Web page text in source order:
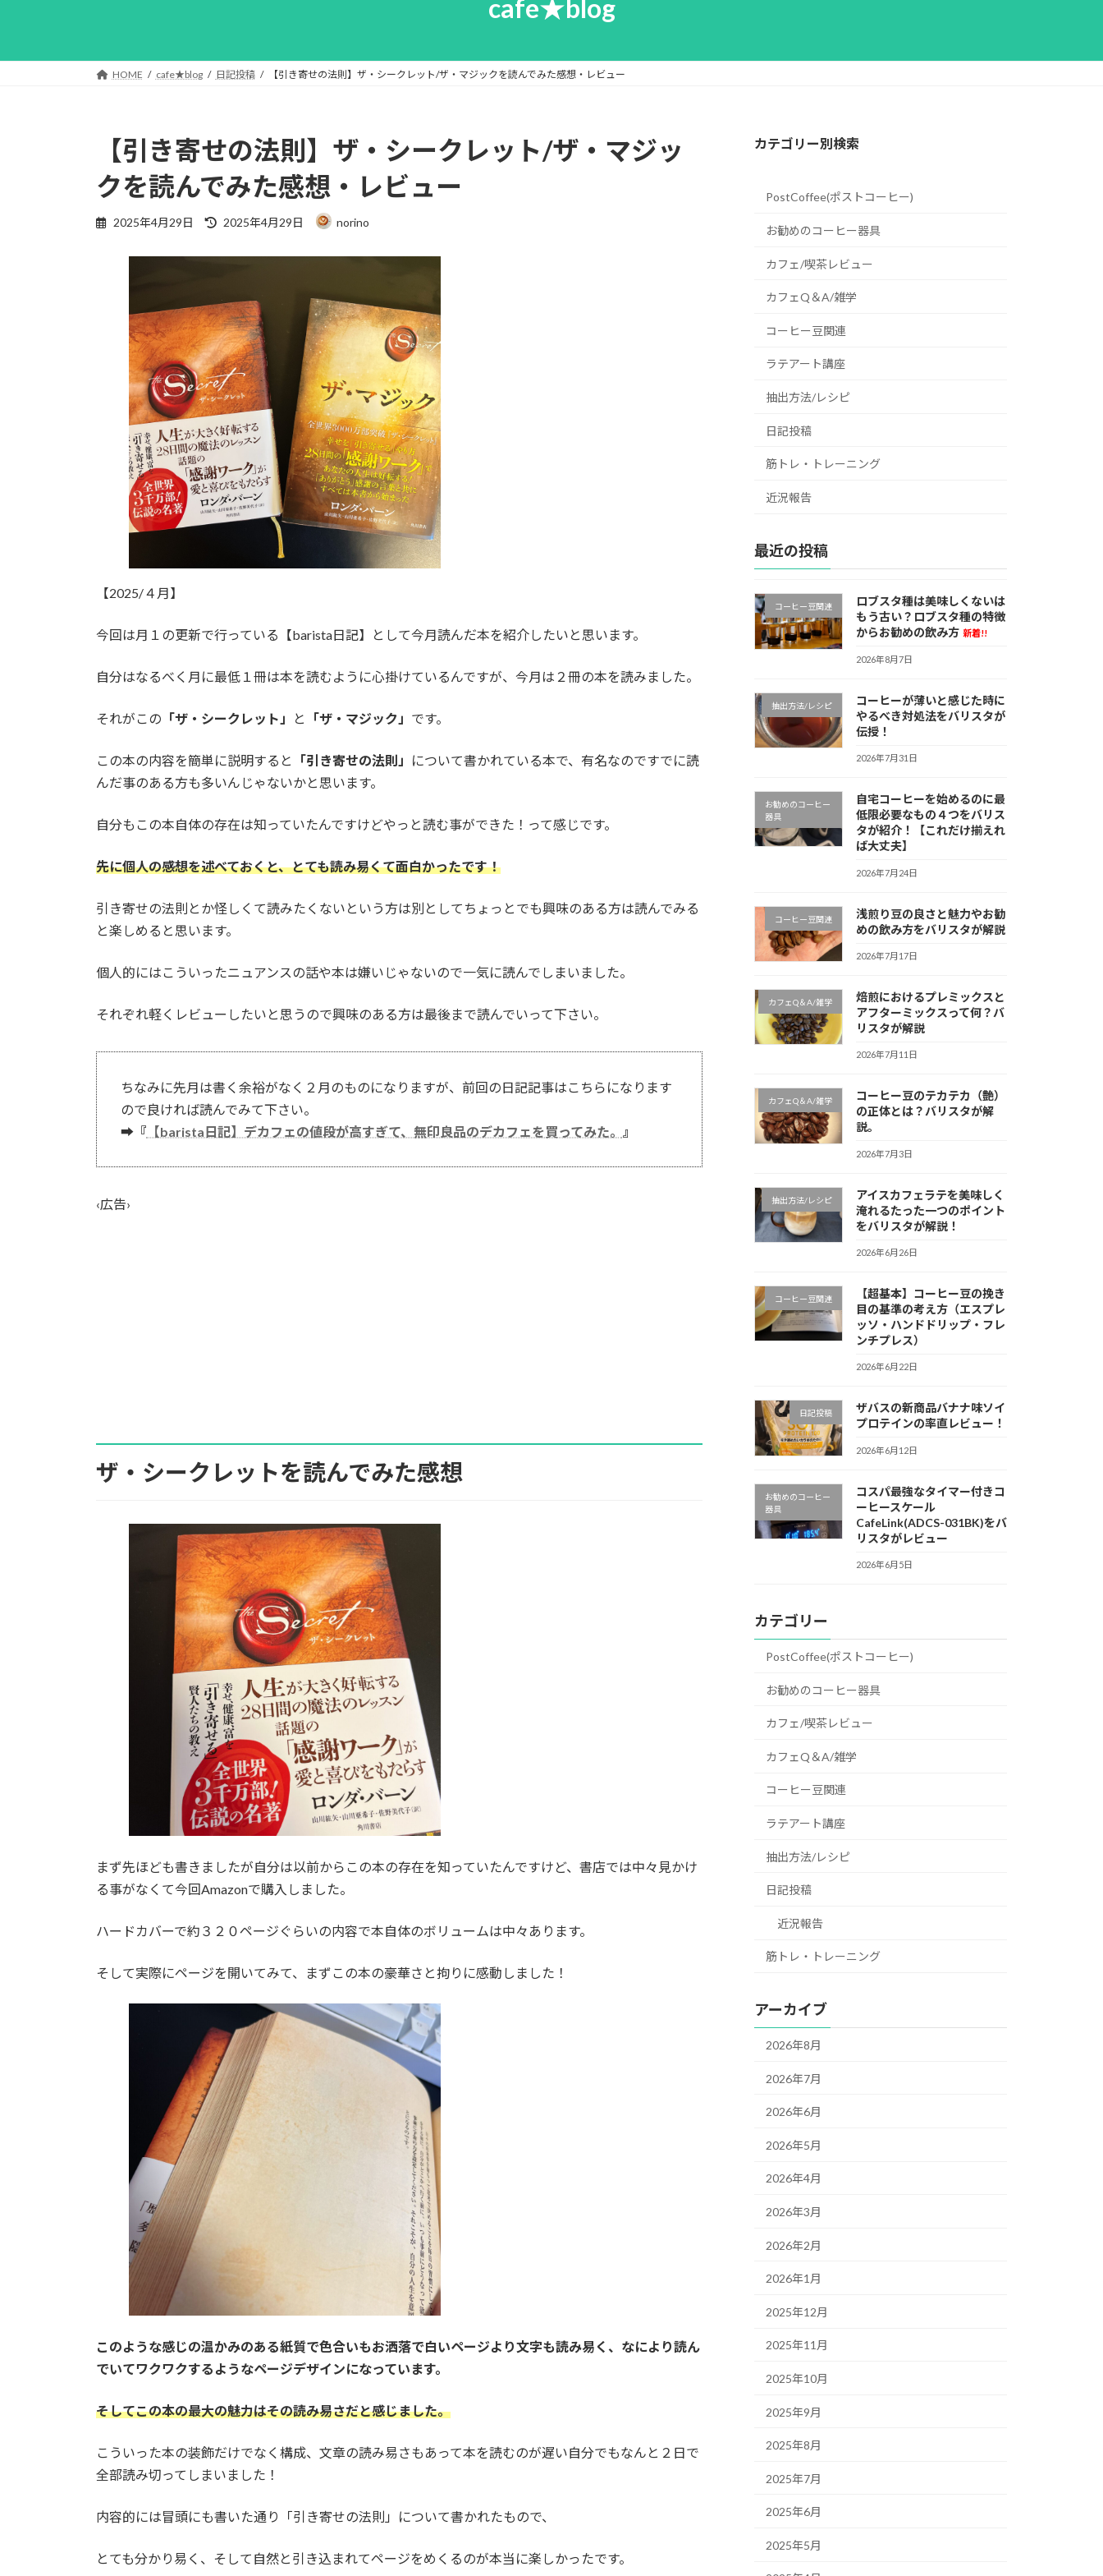
cafe★blog
HOME cafe★blog 日記投稿 【引き寄せの法則】ザ・シークレット/ザ・マジックを読んでみた感想・レビュー
【引き寄せの法則】ザ・シークレット/ザ・マジッ
クを読んでみた感想・レビュー
2025年4月29日
最
時
:
2025年4月29日 norino
【2025/４月】
今回は月１の更新で行っている【barista日記】として今月読んだ本を紹介したいと思います。
自分はなるべく月に最低１冊は本を読むように心掛けているんですが、今月は２冊の本を読みました。
それがこの 「ザ・シークレット」 と 「ザ・マジック」 です。
この本の内容を簡単に説明すると 「引き寄せの法則」
について書かれている本で、有名なのですでに読
んだ事のある方も多いんじゃないかと思います。
自分もこの本自体の存在は知っていたんですけどやっと読む事ができた！って感じです。
先に個人の感想を述べておくと、とても読み易くて面白かったです！
引き寄せの法則とか怪しくて読みたくないという方は別としてちょっとでも興味のある方は読んでみる
と楽しめると思います。
個人的にはこういったニュアンスの話や本は嫌いじゃないので一気に読んでしまいました。
それぞれ軽くレビューしたいと思うので興味のある方は最後まで読んでいって下さい。
ちなみに先月は書く余裕がなく２月のものになりますが、前回の日記記事はこちらになります
ので良ければ読んでみて下さい。
➡『 【barista日記】デカフェの値段が高すぎて、無印良品のデカフェを買ってみた。 』
‹広告›
ザ・シークレットを読んでみた感想
まず先ほども書きましたが自分は以前からこの本の存在を知っていたんですけど、書店では中々見かけ
る事がなくて今回Amazonで購入しました。
ハードカバーで約３２０ページぐらいの内容で本自体のボリュームは中々あります。
そして実際にページを開いてみて、まずこの本の豪華さと拘りに感動しました！
このような感じの温かみのある紙質で色合いもお洒落で白いページより文字も読み易く、なにより読ん
でいてワクワクするようなページデザインになっています。
そしてこの本の最大の魅力はその読み易さだと感じました。
こういった本の装飾だけでなく構成、文章の読み易さもあって本を読むのが遅い自分でもなんと２日で
全部読み切ってしまいました！
内容的には冒頭にも書いた通り「引き寄せの法則」について書かれたもので、
とても分かり易く、そして自然と引き込まれてページをめくるのが本当に楽しかったです。
カテゴリー別検索
PostCoffee(ポストコーヒー)
お勧めのコーヒー器具
カフェ/喫茶レビュー
カフェQ＆A/雑学
コーヒー豆関連
ラテアート講座
抽出方法/レシピ
日記投稿
筋トレ・トレーニング
近況報告
最近の投稿
コーヒー豆関連
ロブスタ種は美味しくないは
もう古い？ロブスタ種の特徴
からお勧めの飲み方 新着!!
2026年8月7日
抽出方法/レシピ
コーヒーが薄いと感じた時に
やるべき対処法をバリスタが
伝授！
2026年7月31日
お勧めのコーヒー
器具
自宅コーヒーを始めるのに最
低限必要なもの４つをバリス
タが紹介！【これだけ揃えれ
ば大丈夫】
2026年7月24日
コーヒー豆関連
浅煎り豆の良さと魅力やお勧
めの飲み方をバリスタが解説
2026年7月17日
カフェQ＆A/雑学
焙煎におけるプレミックスと
アフターミックスって何？バ
リスタが解説
2026年7月11日
カフェQ＆A/雑学
コーヒー豆のテカテカ（艶）
の正体とは？バリスタが解
説。
2026年7月3日
抽出方法/レシピ
アイスカフェラテを美味しく
淹れるたった一つのポイント
をバリスタが解説！
2026年6月26日
コーヒー豆関連
【超基本】コーヒー豆の挽き
目の基準の考え方（エスプレ
ッソ・ハンドドリップ・フレ
ンチプレス）
2026年6月22日
日記投稿
ザバスの新商品バナナ味ソイ
プロテインの率直レビュー！
2026年6月12日
お勧めのコーヒー
器具
コスパ最強なタイマー付きコ
ーヒースケール
CafeLink(ADCS-031BK)をバ
リスタがレビュー
2026年6月5日
カテゴリー
PostCoffee(ポストコーヒー)
お勧めのコーヒー器具
カフェ/喫茶レビュー
カフェQ＆A/雑学
コーヒー豆関連
ラテアート講座
抽出方法/レシピ
日記投稿
近況報告
筋トレ・トレーニング
アーカイブ
2026年8月
2026年7月
2026年6月
2026年5月
2026年4月
2026年3月
2026年2月
2026年1月
2025年12月
2025年11月
2025年10月
2025年9月
2025年8月
2025年7月
2025年6月
2025年5月